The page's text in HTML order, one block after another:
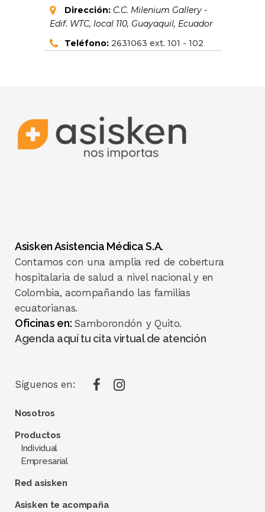
Dirección: C.C. Milenium Gallery -
Edif. WTC, local 110, Guayaquil, Ecuador
Teléfono: 2631063 ext. 101 - 102
Asisken Asistencia Médica S.A.
Contamos con una amplia red de cobertura
hospitalaria de salud a nivel nacional y en
Colombia, acompañando las familias
ecuatorianas.
Oficinas en: Samborondón y Quito.
Agenda aquí tu cita virtual de atención
Síguenos en:
Nosotros
Productos
Individual
Empresarial
Red asisken
Asisken te acompaña